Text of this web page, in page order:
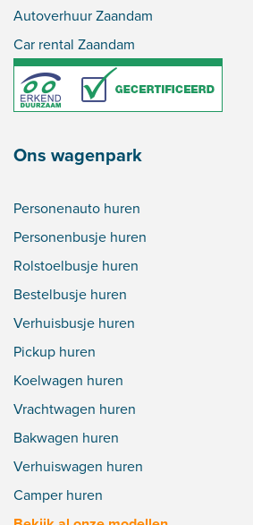
Autoverhuur Zaandam
Car rental Zaandam
Ons wagenpark
Personenauto huren
Personenbusje huren
Rolstoelbusje huren
Bestelbusje huren
Verhuisbusje huren
Pickup huren
Koelwagen huren
Vrachtwagen huren
Bakwagen huren
Verhuiswagen huren
Camper huren